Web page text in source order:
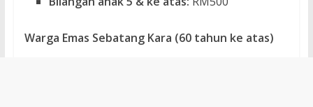
Warga Emas Sebatang Kara (60 tahun ke atas)